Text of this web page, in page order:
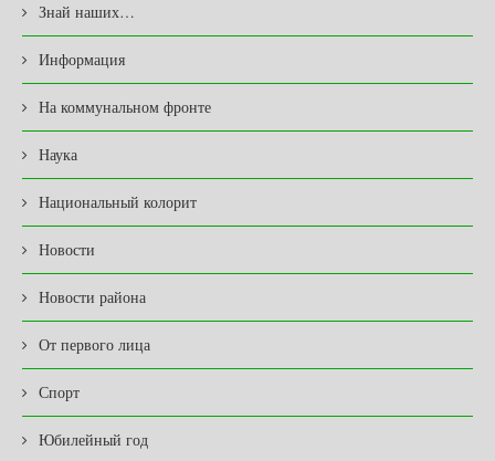
Знай наших…
Информация
На коммунальном фронте
Наука
Национальный колорит
Новости
Новости района
От первого лица
Спорт
Юбилейный год